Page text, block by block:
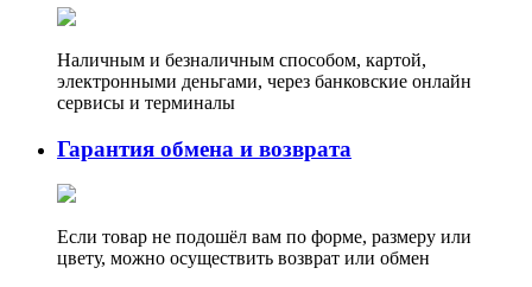
Наличным и безналичным способом, картой,
электронными деньгами, через банковские онлайн
сервисы и терминалы
Гарантия обмена и возврата
Если товар не подошёл вам по форме, размеру или
цвету, можно осуществить возврат или обмен